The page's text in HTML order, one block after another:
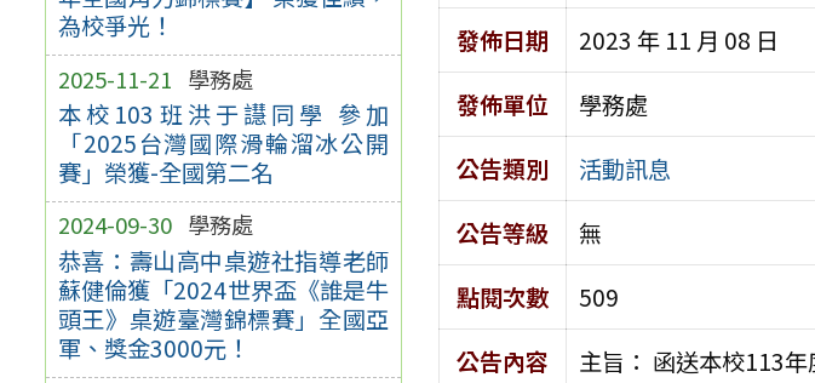
為校爭光！
2025-11-21 學務處
本校103班洪于譿同學 參加
「2025台灣國際滑輪溜冰公開
賽」榮獲-全國第二名
2024-09-30 學務處
恭喜：壽山高中桌遊社指導老師
蘇健倫獲「2024世界盃《誰是牛
頭王》桌遊臺灣錦標賽」全國亞
軍、獎金3000元！
發佈日期
2023 年 11 月 08 日
發佈單位
學務處
公告類別
活動訊息
公告等級
無
點閱次數
509
公告內容
主旨： 函送本校113